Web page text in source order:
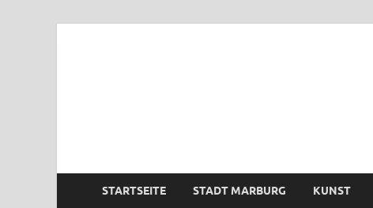
STARTSEITE STADT MARBURG KUNST